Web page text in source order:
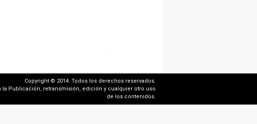
Copyright © 2014. Todos los derechos reservados.
la Publicación, retransmisión, edición y cualquier otro uso
de los contenidos.